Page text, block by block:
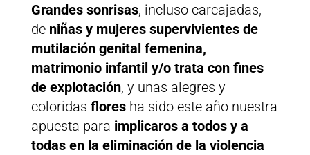
Grandes sonrisas, incluso carcajadas,
de niñas y mujeres supervivientes de
mutilación genital femenina,
matrimonio infantil y/o trata con fines
de explotación, y unas alegres y
coloridas floresha sido este año nuestra
apuesta para implicaros a todos y a
todas en la eliminación de la violencia